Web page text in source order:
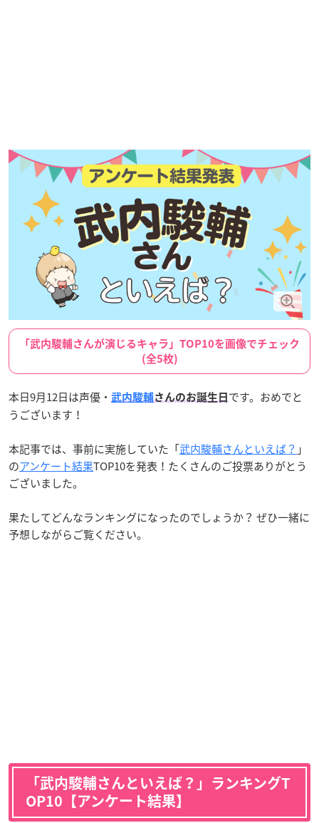
「武内駿輔さんが演じるキャラ」TOP10を画像でチェック
(全5枚)
本日9月12日は声優・ 武内駿輔さんのお誕生日 です。おめでと
うございます！
本記事では、事前に実施していた「武内駿輔さんといえば？ 」
のアンケート結果TOP10を発表！たくさんのご投票ありがとう
ございました。
果たしてどんなランキングになったのでしょうか？ ぜひ一緒に
予想しながらご覧ください。
「武内駿輔さんといえば？」ランキングT
OP10【アンケート結果】